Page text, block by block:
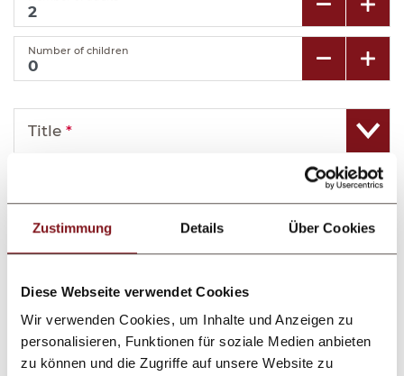
Zustimmung Details Über Cookies
Diese Webseite verwendet Cookies
Wir verwenden Cookies, um Inhalte und Anzeigen zu
personalisieren, Funktionen für soziale Medien anbieten
zu können und die Zugriffe auf unsere Website zu
Number of children
Title *
Last name
E-mail*
Telephone